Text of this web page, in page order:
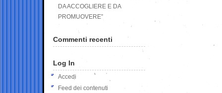
DA ACCOGLIERE E DA
PROMUOVERE”
Commenti recenti
Log In
Accedi
Feed dei contenuti